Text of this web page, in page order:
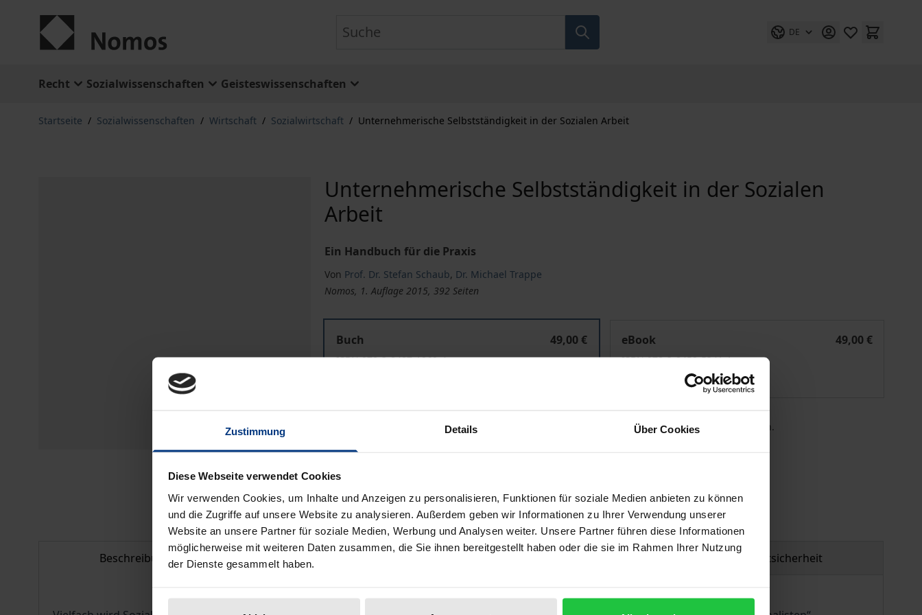
Zustimmung Details Über Cookies
Diese Webseite verwendet Cookies
Wir verwenden Cookies, um Inhalte und Anzeigen zu personalisieren, Funktionen für soziale Medien anbieten zu können
und die Zugriffe auf unsere Website zu analysieren. Außerdem geben wir Informationen zu Ihrer Verwendung unserer
Website an unsere Partner für soziale Medien, Werbung und Analysen weiter. Unsere Partner führen diese Informationen
möglicherweise mit weiteren Daten zusammen, die Sie ihnen bereitgestellt haben oder die sie im Rahmen Ihrer Nutzung
der Dienste gesammelt haben.
DE
Recht Sozialwissenschaften Geisteswissenschaften
Startseite / Sozialwissenschaften / Wirtschaft / Sozialwirtschaft / Unternehmerische Selbstständigkeit in der Sozialen Arbeit
Unternehmerische Selbstständigkeit in der Sozialen
Arbeit
Ein Handbuch für die Praxis
Von Prof. Dr. Stefan Schaub, Dr. Michael Trappe
Nomos, 1. Auflage 2015, 392 Seiten
Buch
49,00 €
ISBN 978-3-8487-1269-4
eBook
49,00 €
ISBN 978-3-8452-5341-1
Preisangaben inkl. MwSt. Abhängig von der Lieferadresse kann die MwSt. an der Kasse variieren.
Beschreibung Bibliografische Angaben Produktsicherheit